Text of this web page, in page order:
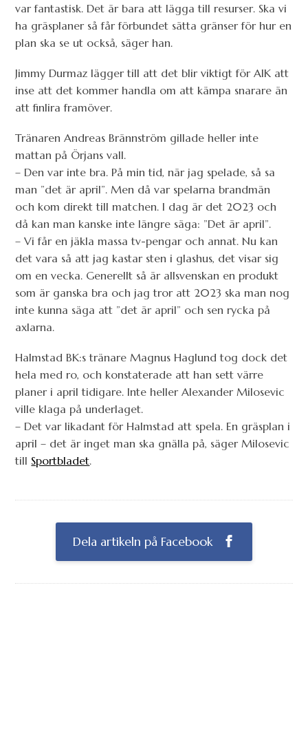
var fantastisk. Det är bara att lägga till resurser. Ska vi
ha gräsplaner så får förbundet sätta gränser för hur en
plan ska se ut också, säger han.
Jimmy Durmaz lägger till att det blir viktigt för AIK att
inse att det kommer handla om att kämpa snarare än
att finlira framöver.
Tränaren Andreas Brännström gillade heller inte
mattan på Örjans vall.
– Den var inte bra. På min tid, när jag spelade, så sa
man ”det är april”. Men då var spelarna brandmän
och kom direkt till matchen. I dag är det 2023 och
då kan man kanske inte längre säga: ”Det är april”.
– Vi får en jäkla massa tv-pengar och annat. Nu kan
det vara så att jag kastar sten i glashus, det visar sig
om en vecka. Generellt så är allsvenskan en produkt
som är ganska bra och jag tror att 2023 ska man nog
inte kunna säga att ”det är april” och sen rycka på
axlarna.
Halmstad BK:s tränare Magnus Haglund tog dock det
hela med ro, och konstaterade att han sett värre
planer i april tidigare. Inte heller Alexander Milosevic
ville klaga på underlaget.
– Det var likadant för Halmstad att spela. En gräsplan i
april – det är inget man ska gnälla på, säger Milosevic
till Sportbladet.
Dela artikeln på Facebook